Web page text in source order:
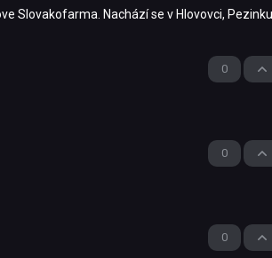
Slovakofarma. Nachází se v Hlovovci,
0
0
0